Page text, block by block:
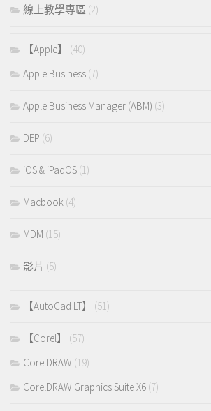
線上教學專區 (2)
【Apple】
(40)
Apple Business (7)
Apple Business Manager (ABM) (3)
DEP (6)
iOS & iPadOS (1)
Macbook (4)
MDM (15)
影片 (5)
【AutoCad LT】 (51)
【Corel】
(57)
CorelDRAW (19)
CorelDRAW Graphics Suite X6 (7)